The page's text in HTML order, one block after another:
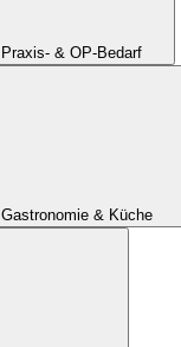
Praxis- & OP-Bedarf
Gastronomie & Küche